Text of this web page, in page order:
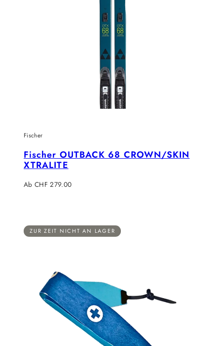
Fischer
Fischer OUTBACK 68 CROWN/SKIN
XTRALITE
Regulärer
Ab CHF 279.00
ZUR ZEIT NICHT AN LAGER